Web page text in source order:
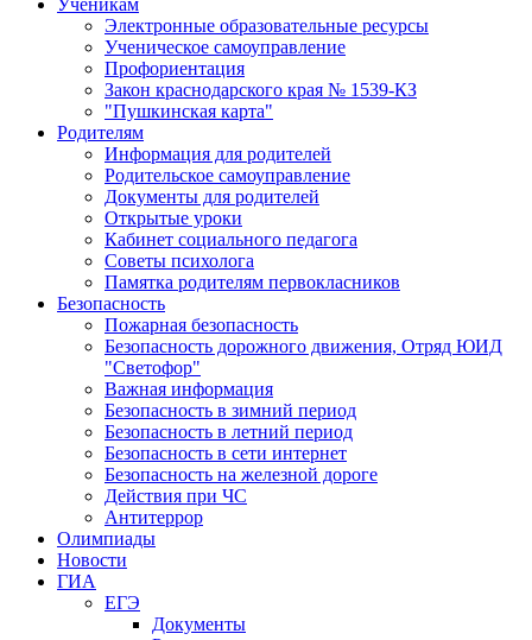
Ученикам
Электронные образовательные ресурсы
Ученическое самоуправление
Профориентация
Закон краснодарского края № 1539-КЗ
"Пушкинская карта"
Родителям
Информация для родителей
Родительское самоуправление
Документы для родителей
Открытые уроки
Кабинет социального педагога
Советы психолога
Памятка родителям первокласников
Безопасность
Пожарная безопасность
Безопасность дорожного движения, Отряд ЮИД
"Светофор"
Важная информация
Безопасность в зимний период
Безопасность в летний период
Безопасность в сети интернет
Безопасность на железной дороге
Действия при ЧС
Антитеррор
Олимпиады
Новости
ГИА
ЕГЭ
Документы